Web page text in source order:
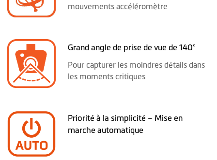
mouvements accéléromètre
Grand angle de prise de vue de 140°
Pour capturer les moindres détails dans
les moments critiques
Priorité à la simplicité – Mise en
marche automatique